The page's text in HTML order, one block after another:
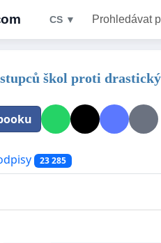
CS ▼ Prohledávat
škol proti
23 285